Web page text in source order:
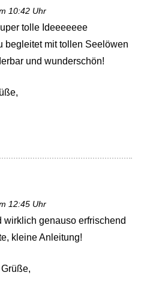
10:42 Uhr
tolle Ideeeeeee
begleitet mit tollen Seelöwen
und wunderschön!
12:45 Uhr
wirklich genauso erfrischend
kleine Anleitung!